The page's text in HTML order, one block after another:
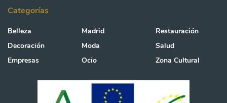
Categorías
Belleza
Decoración
Empresas
Madrid
Moda
Ocio
Restauración
Salud
Zona Cultural